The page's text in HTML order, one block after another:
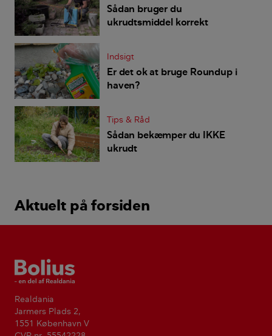
Sådan bruger du
ukrudtsmiddel korrekt
Indsigt
Er det ok at bruge Roundup i
haven?
Tips & Råd
Sådan bekæmper du IKKE
ukrudt
Aktuelt på forsiden
Bolius
Realdania
Jarmers Plads 2,
1551 København V